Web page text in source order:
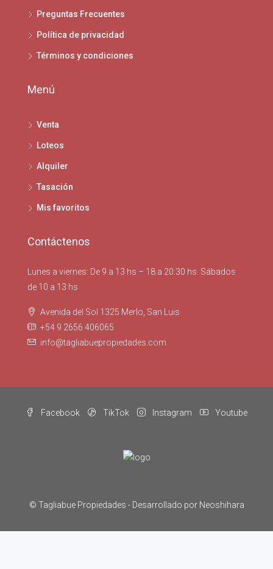
Preguntas Frecuentes
Política de privacidad
Términos y condiciones
Menú
Venta
Loteos
Alquiler
Tasación
Mis favoritos
Contáctenos
Lunes a viernes: De 9 a 13 hs – 18 a 20:30 hs. Sábados
de 10 a 13 hs.
Avenida del Sol 1325 Merlo, San Luis
+54 9 2656 406065
info@tagliabuepropiedades.com
Facebook TikTok Instagram Youtube
© Tagliabue Propiedades - Desarrollado por Neoshihara